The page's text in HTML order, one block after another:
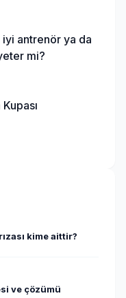
antrenör ya da
mi?
kime aittir?
ve çözümü